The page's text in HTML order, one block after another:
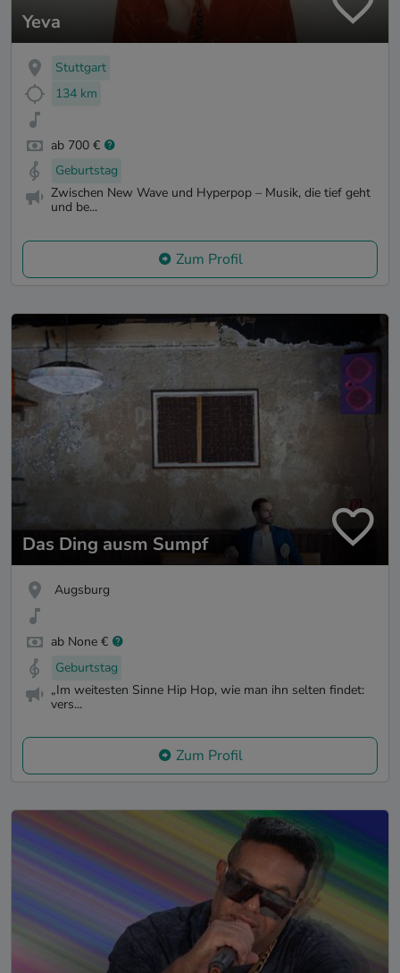
Yeva
Stuttgart
134 km
ab 700 €
Geburtstag
Zwischen New Wave und Hyperpop – Musik, die tief geht
und be...
Zum Profil
Das Ding ausm Sumpf
Augsburg
ab None €
Geburtstag
„Im weitesten Sinne Hip Hop, wie man ihn selten findet:
vers...
Zum Profil